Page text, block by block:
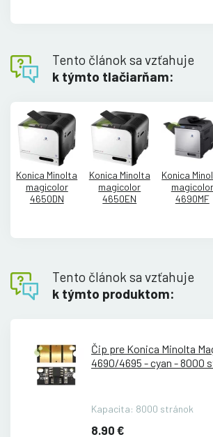
Tento článok sa vzťahuje
k týmto tlačiarňam:
Konica Minolta
magicolor
4650DN
Konica Minolta
magicolor
4650EN
Konica
magicolor
4690MF
Tento článok sa vzťahuje
k týmto produktom:
Čip pre Konica Minolta
4690/
4695 - cyan - 8000
Kapacita: 8000 stránok
8.90 €